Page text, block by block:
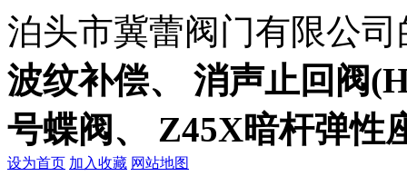
泊头市冀蕾阀门有限公
波纹补偿、 消声止回阀
号蝶阀、 Z45X暗杆弹性
设为首页 加入收藏 网站地图